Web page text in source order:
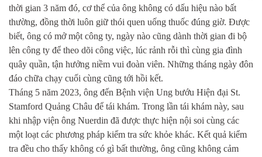
thời gian 3 năm đó, cơ thể của ông không có dấu hiệu nào bất
thường, đồng thời luôn giữ thói quen uống thuốc đúng giờ. Được
biết, ông có mở một công ty, ngày nào cũng dành thời gian đi bộ
lên công ty để theo dõi công việc, lúc rảnh rỗi thì cùng gia đình
quây quần, tận hưởng niềm vui đoàn viên. Những tháng ngày đôn
đáo chữa chạy cuối cùng cũng tới hồi kết.
Tháng 5 năm 2023, ông đến Bệnh viện Ung bướu Hiện đại St.
Stamford Quảng Châu để tái khám. Trong lần tái khám này, sau
khi nhập viện ông Nuerdin đã được thực hiện nội soi cùng các
một loạt các phương pháp kiểm tra sức khỏe khác. Kết quả kiểm
tra đều cho thấy không có gì bất thường, ông cũng không cảm